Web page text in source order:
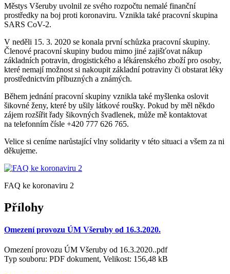
Městys Všeruby uvolnil ze svého rozpočtu nemalé finanční
prostředky na boj proti koronaviru. Vznikla také pracovní skupina
SARS CoV-2.
V neděli 15. 3. 2020 se konala první schůzka pracovní skupiny.
Členové pracovní skupiny budou mimo jiné zajišťovat nákup
základních potravin, drogistického a lékárenského zboží pro osoby,
které nemají možnost si nakoupit základní potraviny či obstarat léky
prostřednictvím příbuzných a známých.
Během jednání pracovní skupiny vznikla také myšlenka oslovit
šikovné ženy, které by ušily látkové roušky. Pokud by měl někdo
zájem rozšířit řady šikovných švadlenek, může mě kontaktovat
na telefonním čísle +420 777 626 765.
Velice si ceníme narůstající vlny solidarity v této situaci a všem za ni
děkujeme.
FAQ ke koronaviru 2
Přílohy
Omezení provozu ÚM Všeruby od 16.3.2020.
Omezení provozu ÚM Všeruby od 16.3.2020..pdf
Typ souboru: PDF dokument, Velikost: 156,48 kB